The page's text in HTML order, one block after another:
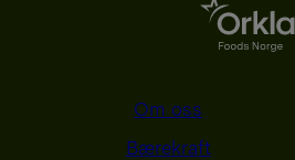
Om oss
Bærekraft